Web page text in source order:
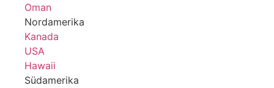
Oman
Nordamerika
Kanada
USA
Hawaii
Südamerika